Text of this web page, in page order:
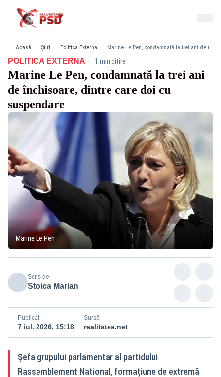
Acasă Știri Politica Externa Marine Le Pen, condamnată la trei ani de închisoare, dintre care doi cu suspendare
POLITICA EXTERNA· 1 min citire
Marine Le Pen, condamnată la trei ani
de închisoare, dintre care doi cu
suspendare
Marine Le Pen
Scris de
Stoica Marian
Publicat
7 iul. 2026, 15:18
Sursă
realitatea.net
Șefa grupului parlamentar al partidului
Rassemblement National, formațiune de extremă